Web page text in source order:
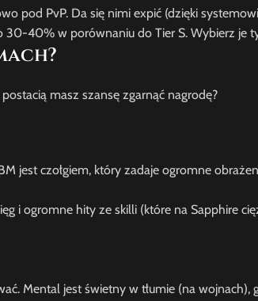
pod PvP. Da się nimi expić (dzięki
40% w porównaniu do Tier S. Wybierz je
masz szansę zgarnąć nagrodę?
jest czołgiem, który zadaje ogromne
i ogromne hity ze skilli (które na Sapphire
Mental jest świetny w tłumie (na